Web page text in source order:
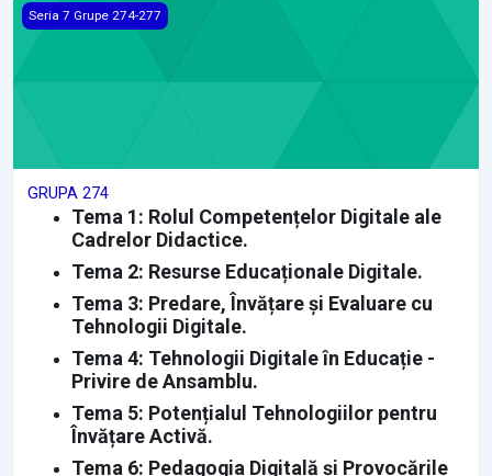
GRUPA 274
Seria 7 Grupe 274-277
GRUPA 274
Tema 1: Rolul Competențelor Digitale ale
Cadrelor Didactice.
Tema 2: Resurse Educaționale Digitale.
Tema 3: Predare, Învățare și Evaluare cu
Tehnologii Digitale.
Tema 4: Tehnologii Digitale în Educație -
Privire de Ansamblu.
Tema 5: Potențialul Tehnologiilor pentru
Învățare Activă.
Tema 6: Pedagogia Digitală și Provocările